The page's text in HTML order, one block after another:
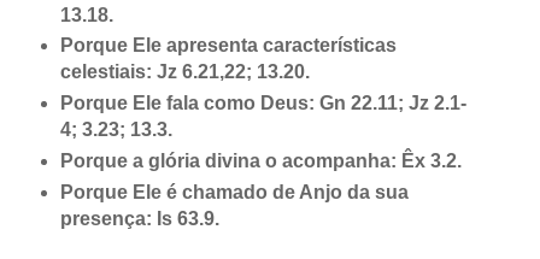
13.18.
Porque Ele apresenta características
celestiais: Jz 6.21,22; 13.20.
Porque Ele fala como Deus: Gn 22.11; Jz 2.1-
4; 3.23; 13.3.
Porque a glória divina o acompanha: Êx 3.2.
Porque Ele é chamado de Anjo da sua
presença: Is 63.9.